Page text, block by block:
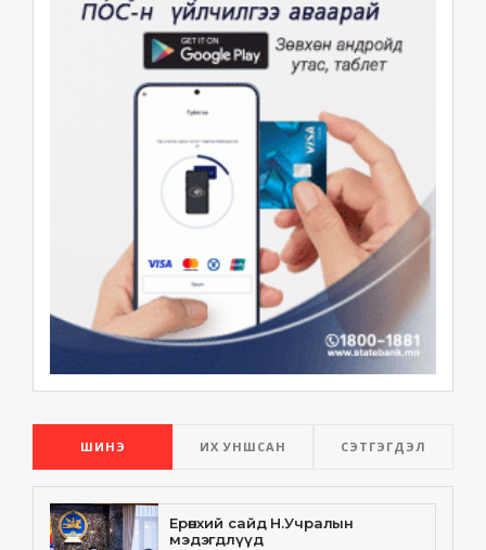
ШИНЭ ИХ УНШСАН СЭТГЭГДЭЛ
Ерөнхий сайд Н.Учралын
мэдэгдлүүд